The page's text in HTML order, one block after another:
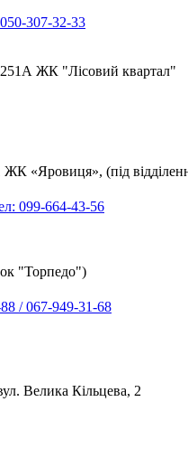
307-32-33
ЖК "Лісовий квартал"
«Яровиця», (під
099-664-43-56
"Торпедо")
/ 067-949-31-68
Велика Кільцева, 2